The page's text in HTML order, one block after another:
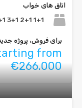
اتاق های خواب
1+1 2+1 3+1 4+1
برای فروش، پروژه
from
€266.000